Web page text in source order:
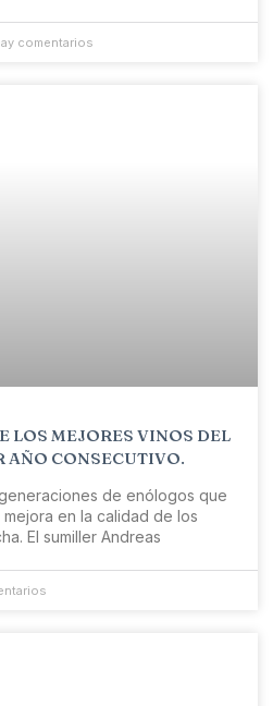
comentarios
LOS MEJORES VINOS DEL
AÑO CONSECUTIVO.
de enólogos que
en la calidad de los
El sumiller Andreas